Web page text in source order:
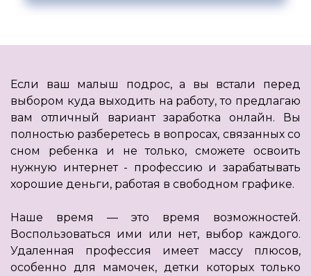
Если ваш малыш подрос, а вы встали перед
выбором куда выходить на работу, то предлагаю
вам отличный вариант заработка онлайн. Вы
полностью разберетесь в вопросах, связанных со
сном ребенка и не только, сможете освоить
нужную интернет - профессию и зарабатывать
хорошие деньги, работая в свободном графике.
Наше время — это время возможностей.
Воспользоваться ими или нет, выбор каждого.
Удаленная профессия имеет массу плюсов,
особенно для мамочек, детки которых только